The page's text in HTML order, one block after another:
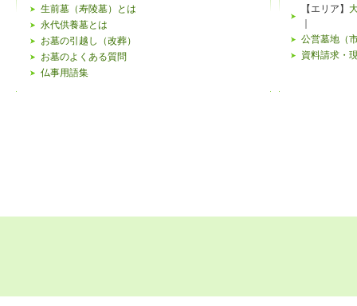
生前墓（寿陵墓）とは
永代供養墓とは
お墓の引越し（改葬）
お墓のよくある質問
仏事用語集
【エリア】
公営墓地（
資料請求・